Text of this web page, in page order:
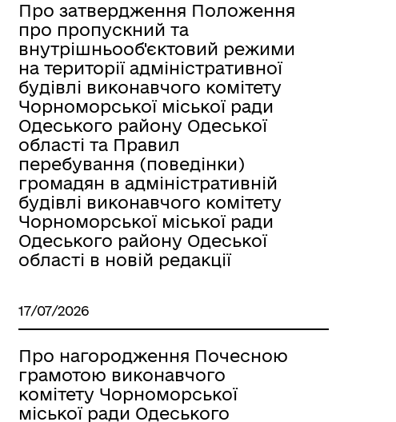
Про затвердження Положення
про пропускний та
внутрішньооб'єктовий режими
на території адміністративної
будівлі виконавчого комітету
Чорноморської міської ради
Одеського району Одеської
області та Правил
перебування (поведінки)
громадян в адміністративній
будівлі виконавчого комітету
Чорноморської міської ради
Одеського району Одеської
області в новій редакції
17/07/2026
Про нагородження Почесною
грамотою виконавчого
комітету Чорноморської
міської ради Одеського